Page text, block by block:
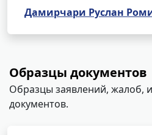
Дамирчари Руслан
Образцы документов
Образцы заявлений, жалоб,
документов.